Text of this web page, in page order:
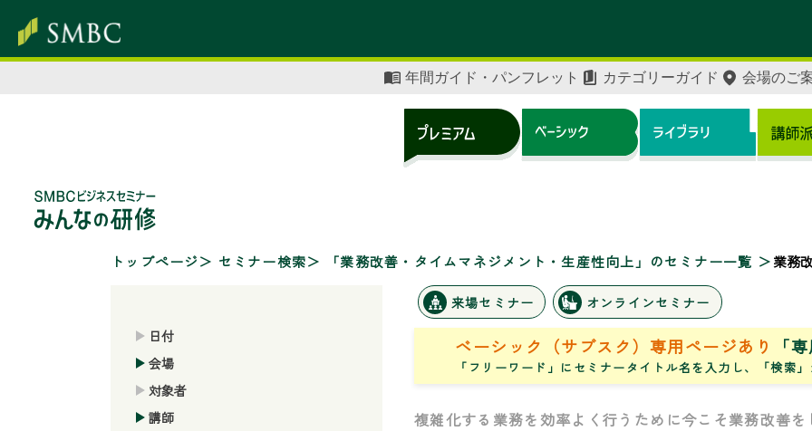
年間ガイド・パンフレット カテゴリーガイド 会場のご
トップページ セミナー検索 「業務改善・タイムマネジメント・生産性向上」のセミナー一覧 業務
日付
会場
対象者
講師
来場セミナー オンラインセミナー
ベーシック（サブスク）専用ページあり 「
「フリーワード」にセミナータイトル名を入力し、「検索
複雑化する業務を効率よく行うために今こそ業務改善を